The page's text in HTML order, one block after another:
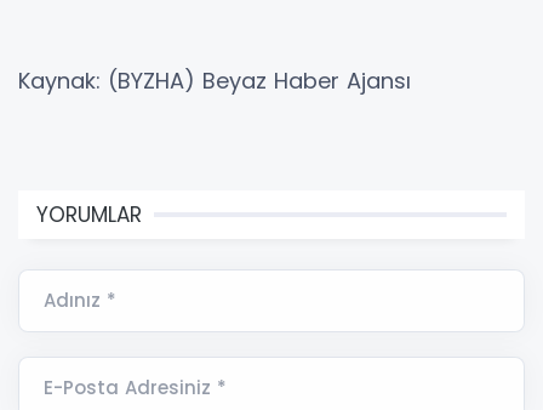
Kaynak: (BYZHA) Beyaz Haber Ajansı
YORUMLAR
Adınız *
E-Posta Adresiniz *